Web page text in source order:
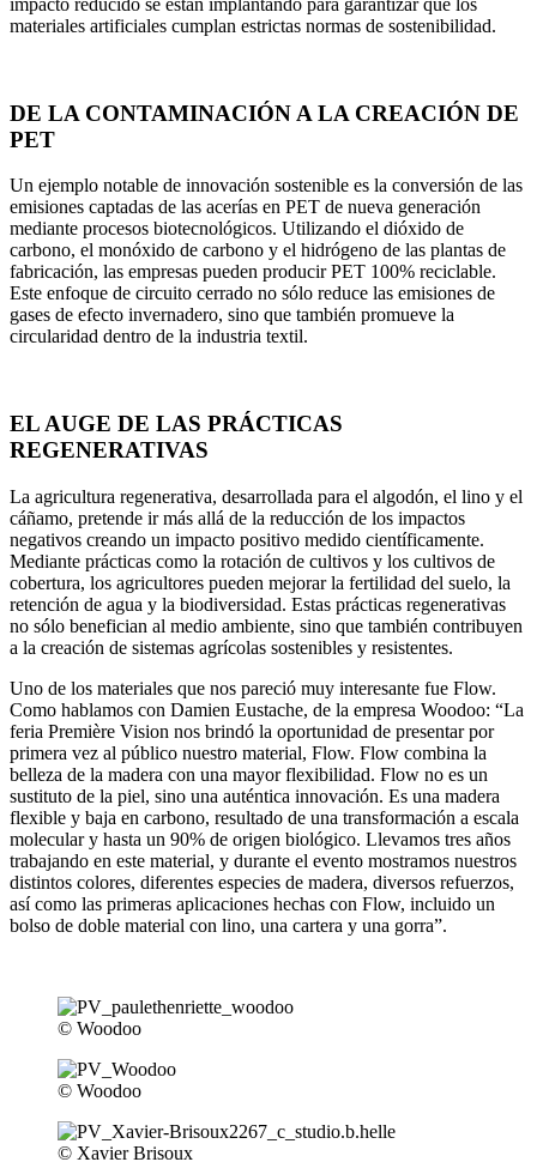
impacto reducido se están implantando para garantizar que los
materiales artificiales cumplan estrictas normas de sostenibilidad.
DE LA CONTAMINACIÓN A LA CREACIÓN DE
PET
Un ejemplo notable de innovación sostenible es la conversión de las
emisiones captadas de las acerías en PET de nueva generación
mediante procesos biotecnológicos. Utilizando el dióxido de
carbono, el monóxido de carbono y el hidrógeno de las plantas de
fabricación, las empresas pueden producir PET 100% reciclable.
Este enfoque de circuito cerrado no sólo reduce las emisiones de
gases de efecto invernadero, sino que también promueve la
circularidad dentro de la industria textil.
EL AUGE DE LAS PRÁCTICAS
REGENERATIVAS
La agricultura regenerativa, desarrollada para el algodón, el lino y el
cáñamo, pretende ir más allá de la reducción de los impactos
negativos creando un impacto positivo medido científicamente.
Mediante prácticas como la rotación de cultivos y los cultivos de
cobertura, los agricultores pueden mejorar la fertilidad del suelo, la
retención de agua y la biodiversidad. Estas prácticas regenerativas
no sólo benefician al medio ambiente, sino que también contribuyen
a la creación de sistemas agrícolas sostenibles y resistentes.
Uno de los materiales que nos pareció muy interesante fue Flow.
Como hablamos con Damien Eustache, de la empresa Woodoo: “La
feria Première Vision nos brindó la oportunidad de presentar por
primera vez al público nuestro material, Flow. Flow combina la
belleza de la madera con una mayor flexibilidad. Flow no es un
sustituto de la piel, sino una auténtica innovación. Es una madera
flexible y baja en carbono, resultado de una transformación a escala
molecular y hasta un 90% de origen biológico. Llevamos tres años
trabajando en este material, y durante el evento mostramos nuestros
distintos colores, diferentes especies de madera, diversos refuerzos,
así como las primeras aplicaciones hechas con Flow, incluido un
bolso de doble material con lino, una cartera y una gorra”.
© Woodoo
© Woodoo
© Xavier Brisoux